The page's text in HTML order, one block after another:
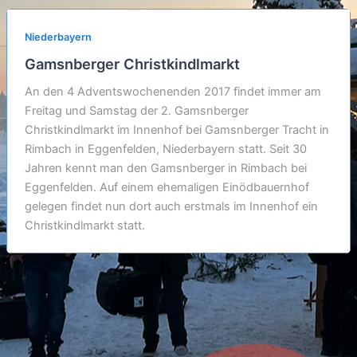
Niederbayern
Gamsnberger Christkindlmarkt
An den 4 Adventswochenenden 2017 findet immer am
Freitag und Samstag der 2. Gamsnberger
Christkindlmarkt im Innenhof bei Gamsnberger Tracht in
Rimbach in Eggenfelden, Niederbayern statt. Seit 30
Jahren kennt man den Gamsnberger in Rimbach bei
Eggenfelden. Auf einem ehemaligen Einödbauernhof
gelegen findet nun dort auch erstmals im Innenhof ein
Christkindlmarkt statt.